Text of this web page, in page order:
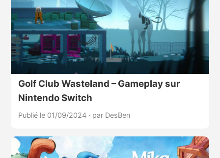
Golf Club Wasteland – Gameplay sur
Nintendo Switch
Publié le 01/09/2024 · par DesBen